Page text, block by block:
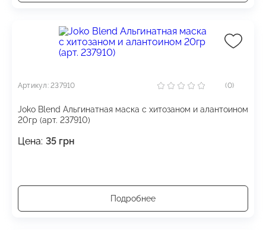
Артикул: 237910 (0)
Joko Blend Альгинатная маска с хитозаном и алантоином
20гр (арт. 237910)
Цена: 35 грн
Подробнее